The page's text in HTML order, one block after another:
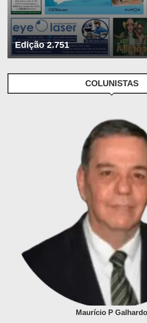
Edição 2.751
COLUNISTAS
Maurício P Galhardo